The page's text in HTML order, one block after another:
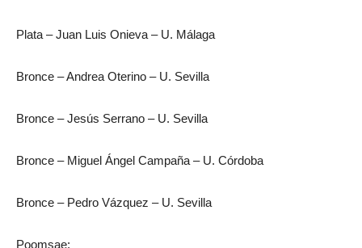
Plata – Juan Luis Onieva – U. Málaga
Bronce – Andrea Oterino – U. Sevilla
Bronce – Jesús Serrano – U. Sevilla
Bronce – Miguel Ángel Campaña – U. Córdoba
Bronce – Pedro Vázquez – U. Sevilla
Poomsae: